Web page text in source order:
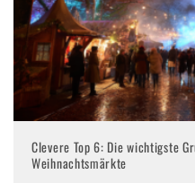
Clevere Top 6: Die wichtigste
Weihnachtsmärkte